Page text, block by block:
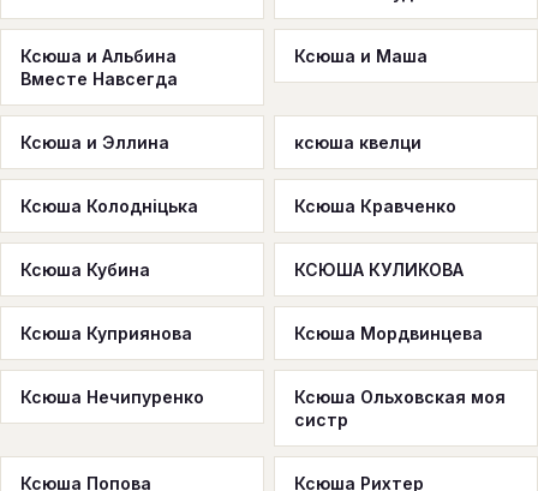
Ксюша и Альбина
Вместе Навсегда
Ксюша и Маша
Ксюша и Эллина ксюша квелци
Ксюша Колодніцька Ксюша Кравченко
Ксюша Кубина КСЮША КУЛИКОВА
Ксюша Куприянова Ксюша Мордвинцева
Ксюша Нечипуренко
Ксюша Ольховская моя
систр
Ксюша Попова Ксюша Рихтер